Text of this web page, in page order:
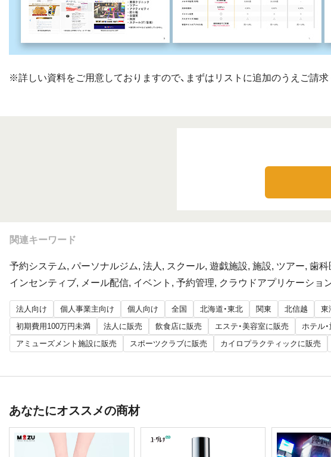
※詳しい資料をご用意しておりますので、まずはリストに追加のうえご請
関連キーワード
予約システム, パーソナルジム, 法人, スクール, 遊戯施設, 施設, ツアー, ⻭
インセンティブ, メール配信, イベント, 予約管理, クラウドアプリケーシ
法人向け 個人事業主向け 個人向け 全国 北海道・東北 関東 北信越 東
初期費用100万円未満
法人に販売 飲食店に販売 エステ・美容室に販売 ホテル
アミューズメント施設に販売
スポーツクラブに販売 カイロプラクティックに販売
あなたにオススメの商材